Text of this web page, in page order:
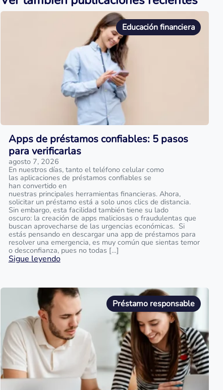
Educación financiera
Apps de préstamos confiables: 5 pasos
para verificarlas
agosto 7, 2026
En nuestros días, tanto el teléfono celular como
las aplicaciones de préstamos confiables se
han convertido en
nuestras principales herramientas financieras. Ahora,
solicitar un préstamo está a solo unos clics de distancia.
Sin embargo, esta facilidad también tiene su lado
oscuro: la creación de apps maliciosas o fraudulentas que
buscan aprovecharse de las urgencias económicas. Si
estás pensando en descargar una app de préstamos para
resolver una emergencia, es muy común que sientas temor
o desconfianza, pues no todas […]
Sigue leyendo
Préstamo responsable